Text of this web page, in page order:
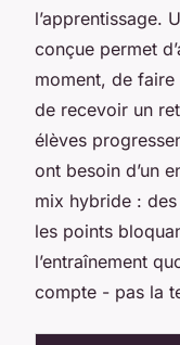
l’apprentissage.
conçue permet
moment, de
de recevoir un
élèves
ont besoin d’un
mix hybride :
les points
l’entraînement
compte - pas la